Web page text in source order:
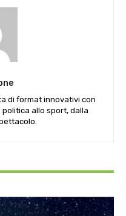
di format innovativi con
allo sport, dalla